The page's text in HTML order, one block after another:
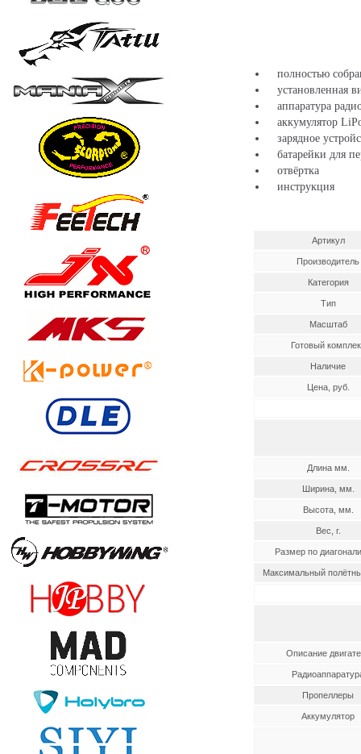
полностью
установленная
аппаратура
аккумулятор
зарядное
батарейки для
отвёртка
инструкция
Артикул
Производитель
Категория
Тип
Масштаб
Готовый
Наличие
Цена, руб.
Длина мм.
Ширина, мм.
Высота, мм.
Вес, г.
Размер по
Максимальный
Описание
Пропеллеры
Аккумулятор